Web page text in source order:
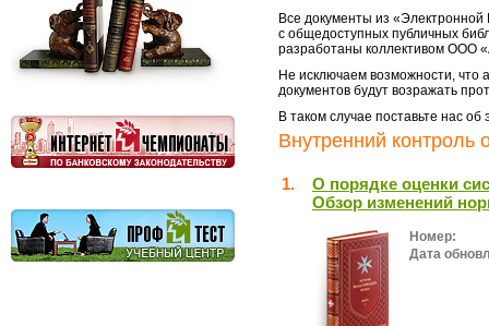
Все документы из «Электронной
с общедоступных публичных
разработаны коллективом ООО
Не исключаем возможности, что
документов будут возражать
В таком случае поставьте нас
Внутренний контроль
1.
О порядке оценки
Обзор изменений
Номер:
Дата